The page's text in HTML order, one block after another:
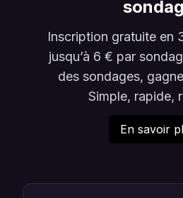
Inscription gratuite en
jusqu’à 6 € par
des sondages,
Simple, rapide,
En savoir